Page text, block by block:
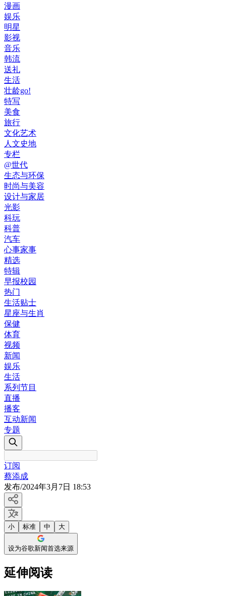
漫画
娱乐
明星
影视
音乐
韩流
送礼
生活
壮龄go!
特写
美食
旅行
文化艺术
人文史地
专栏
@世代
生态与环保
时尚与美容
设计与家居
光影
科玩
科普
汽车
心事家事
精选
特辑
早报校园
热门
生活贴士
星座与生肖
保健
体育
视频
新闻
娱乐
生活
系列节目
直播
播客
互动新闻
专题
订阅
蔡添成
发布/2024年3月7日 18:53
小 标准 中 大
设为谷歌新闻首选来源
延伸阅读